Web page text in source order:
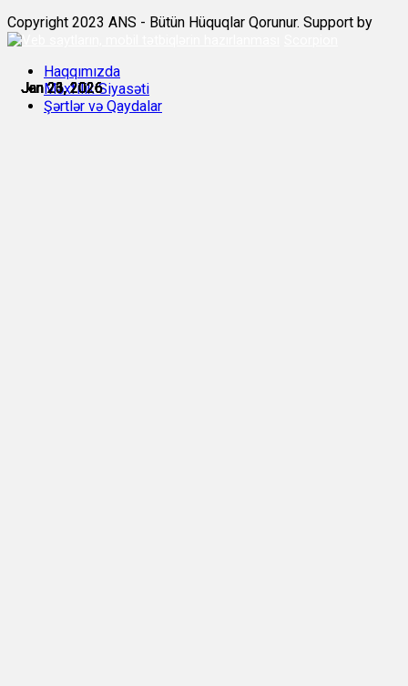
Jan 21, 2026
Jan 23, 2026
Jan 23, 2026
Jan 23, 2026
Jan 23, 2026
Jan 26, 2026
Copyright 2023 ANS - Bütün Hüquqlar Qorunur. Support by
Haqqımızda
Məxfilik Siyasəti
Şərtlər və Qaydalar